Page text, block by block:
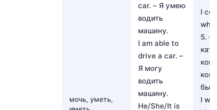
мочь, уметь,
car. – Я умею
водить
машину.
I am able to
drive a car. –
Я могу
водить
машину.
He/She/It is
I
5. –
I